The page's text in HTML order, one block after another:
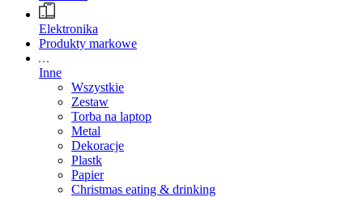
Elektronika
Produkty markowe
Inne
Wszystkie
Zestaw
Torba na laptop
Metal
Dekoracje
Plastk
Papier
Christmas eating & drinking